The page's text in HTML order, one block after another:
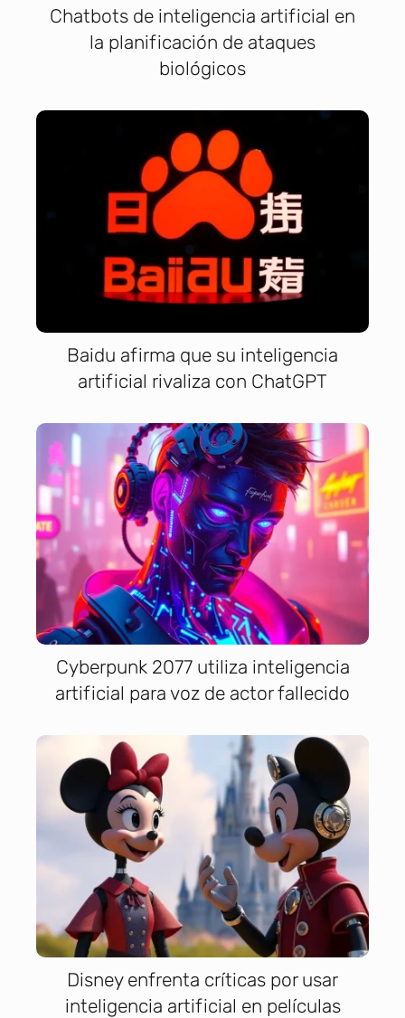
Chatbots de inteligencia artificial en
la planificación de ataques
biológicos
Baidu afirma que su inteligencia
artificial rivaliza con ChatGPT
Cyberpunk 2077 utiliza inteligencia
artificial para voz de actor fallecido
Disney enfrenta críticas por usar
inteligencia artificial en películas